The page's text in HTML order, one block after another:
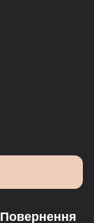
Повернення